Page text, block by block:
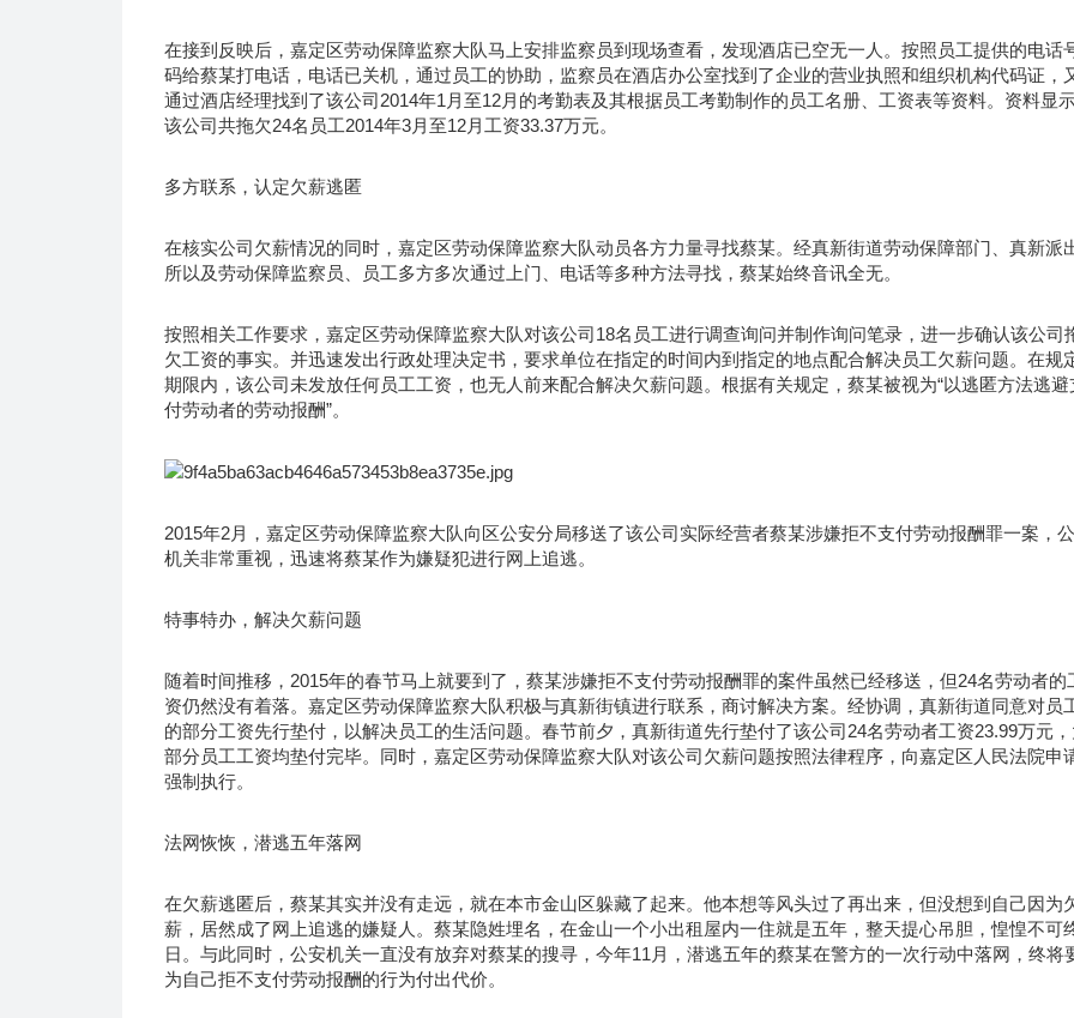
在接到反映后，嘉定区劳动保障监察大队马上安排监察员到现场查看，发现酒店已空无一人。按照员工提供的电话
码给蔡某打电话，电话已关机，通过员工的协助，监察员在酒店办公室找到了企业的营业执照和组织机构代码证，
通过酒店经理找到了该公司2014年1月至12月的考勤表及其根据员工考勤制作的员工名册、工资表等资料。资料显示
该公司共拖欠24名员工2014年3月至12月工资33.37万元。
多方联系，认定欠薪逃匿
在核实公司欠薪情况的同时，嘉定区劳动保障监察大队动员各方力量寻找蔡某。经真新街道劳动保障部门、真新派
所以及劳动保障监察员、员工多方多次通过上门、电话等多种方法寻找，蔡某始终音讯全无。
按照相关工作要求，嘉定区劳动保障监察大队对该公司18名员工进行调查询问并制作询问笔录，进一步确认该公司
欠工资的事实。并迅速发出行政处理决定书，要求单位在指定的时间内到指定的地点配合解决员工欠薪问题。在规
期限内，该公司未发放任何员工工资，也无人前来配合解决欠薪问题。根据有关规定，蔡某被视为“以逃匿方法逃避
付劳动者的劳动报酬”。
2015年2月，嘉定区劳动保障监察大队向区公安分局移送了该公司实际经营者蔡某涉嫌拒不支付劳动报酬罪一案，
机关非常重视，迅速将蔡某作为嫌疑犯进行网上追逃。
特事特办，解决欠薪问题
随着时间推移，2015年的春节马上就要到了，蔡某涉嫌拒不支付劳动报酬罪的案件虽然已经移送，但24名劳动者的
资仍然没有着落。嘉定区劳动保障监察大队积极与真新街镇进行联系，商讨解决方案。经协调，真新街道同意对员
的部分工资先行垫付，以解决员工的生活问题。春节前夕，真新街道先行垫付了该公司24名劳动者工资23.99万元，
部分员工工资均垫付完毕。同时，嘉定区劳动保障监察大队对该公司欠薪问题按照法律程序，向嘉定区人民法院申
强制执行。
法网恢恢，潜逃五年落网
在欠薪逃匿后，蔡某其实并没有走远，就在本市金山区躲藏了起来。他本想等风头过了再出来，但没想到自己因为
薪，居然成了网上追逃的嫌疑人。蔡某隐姓埋名，在金山一个小出租屋内一住就是五年，整天提心吊胆，惶惶不可
日。与此同时，公安机关一直没有放弃对蔡某的搜寻，今年11月，潜逃五年的蔡某在警方的一次行动中落网，终将
为自己拒不支付劳动报酬的行为付出代价。